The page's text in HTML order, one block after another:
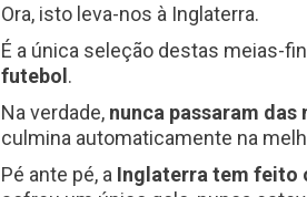
Ora, isto leva-nos à Inglaterra.
É a única seleção destas meias-
futebol .
Na verdade, nunca passaram das
culmina automaticamente na
Pé ante pé, a Inglaterra tem feito